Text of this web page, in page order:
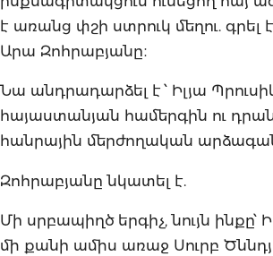
է առանց փշի ստրուկ մեղու.
Արա Զոհրաբյանը։
Նա անդրադարձել է ՝ Իլյա
հայաստանյան համերգին ու
հանրային մերժողական
Զոհրաբյանը նկատել է.
Մի սրբապիղծ երգիչ, նույն ինքը՝
մի քանի ամիս առաջ Սուրբ